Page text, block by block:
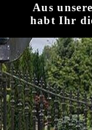
Aus
habt Ihr